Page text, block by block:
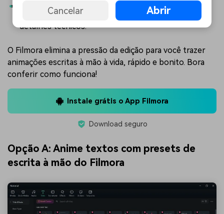
Foque na criatividade:
Deixe seu tempo livre para
aprimorar sua história, não para ficar mexendo em
detalhes técnicos.
O Filmora elimina a pressão da edição para você trazer
animações escritas à mão à vida, rápido e bonito. Bora
conferir como funciona!
Instale grátis o App Filmora
Download seguro
Opção A: Anime textos com presets de
escrita à mão do Filmora
Cancelar Abrir